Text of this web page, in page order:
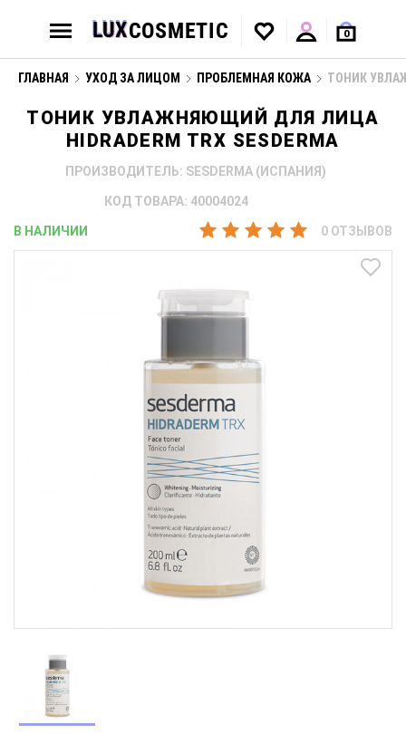
0
ГЛАВНАЯ УХОД ЗА ЛИЦОМ ПРОБЛЕМНАЯ КОЖА ТОНИК
ТОНИК УВЛАЖНЯЮЩИЙ ДЛЯ ЛИЦА
HIDRADERM TRX SESDERMA
ПРОИЗВОДИТЕЛЬ: SESDERMA (ИСПАНИЯ)
КОД ТОВАРА: 40004024
В НАЛИЧИИ 0 ОТЗЫВОВ